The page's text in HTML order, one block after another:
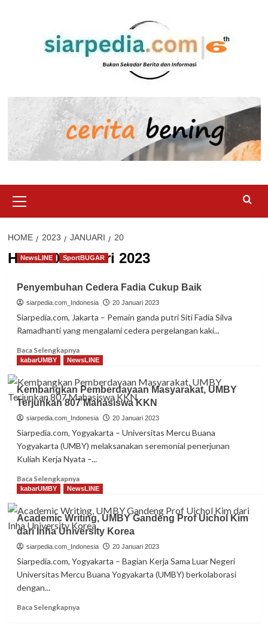
Menu
HOME 2023 JANUARI 20
Hari:20 Januari 2023
NewsLINE SportBUGAR
Penyembuhan Cedera Fadia Cukup Baik
siarpedia.com_Indonesia 20 Januari 2023
Siarpedia.com, Jakarta – Pemain ganda putri Siti Fadia Silva
Ramadhanti yang mengalami cedera pergelangan kaki...
Baca SelengkapnyaRead
more
Penyembuhan
Cedera
Fadia
Cukup
kabarUMBY NewsLINE
Kembangkan Pemberdayaan Masyarakat, UMBY
Terjunkan 807 Mahasiswa KKN
siarpedia.com_Indonesia 20 Januari 2023
Siarpedia.com, Yogyakarta – Universitas Mercu Buana
Yogyakarta (UMBY) melaksanakan seremonial penerjunan
Kuliah Kerja Nyata –...
Baca SelengkapnyaRead
more
Kembangkan
Pemberdayaan
Masyarakat,
UMBY
Terjunkan
807
Mahasiswa
kabarUMBY NewsLINE
Academic Writing, UMBY Gandeng Prof Uichol Kim
dari Inha University Korea
siarpedia.com_Indonesia 20 Januari 2023
Siarpedia.com, Yogyakarta – Bagian Kerja Sama Luar Negeri
Universitas Mercu Buana Yogyakarta (UMBY) berkolaborasi
dengan...
Baca SelengkapnyaRead